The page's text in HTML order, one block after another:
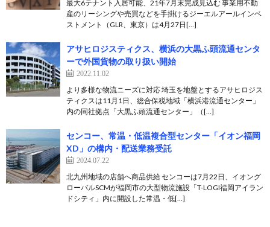
最大6テナント入居可能、21年7月末完成見込む 事業用不動
産のリーシングや売買などを手掛けるジーエルアールインベ
ストメント（GLR、東京）は4月27日[…]
アサヒロジスティクス、横浜の大黒ふ頭流通センタ
ーで外国貨物の取り扱い開始
2022.11.02
より多様な物流ニーズに対応 埼玉を地盤とするアサヒロジス
ティクスは11月1日、総合保税地域「横浜港流通センター」
内の同社拠点「大黒ふ頭流通センター」（[…]
センコー、常温・低温複合型センター「イオン福岡
XD」の構内・配送業務受託
2024.07.22
北九州地域の店舗へ商品供給 センコーは7月22日、イオング
ローバルSCMが福岡市の大型物流施設「T-LOGI福岡アイラン
ドシティ」内に開設した常温・低[…]